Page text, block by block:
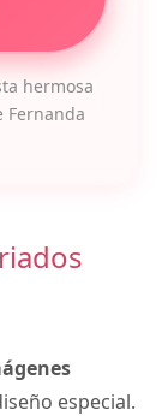
hermosa
Fernanda
especial.